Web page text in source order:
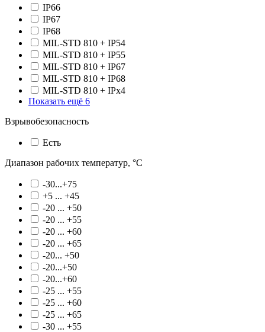
IP66
IP67
IP68
MIL-STD 810 + IP54
MIL-STD 810 + IP55
MIL-STD 810 + IP67
MIL-STD 810 + IP68
MIL-STD 810 + IPx4
Показать ещё 6
Взрывобезопасность
Есть
Диапазон рабочих температур, °С
-30...+75
+5 ... +45
-20 ... +50
-20 ... +55
-20 ... +60
-20 ... +65
-20... +50
-20...+50
-20...+60
-25 ... +55
-25 ... +60
-25 ... +65
-30 ... +55